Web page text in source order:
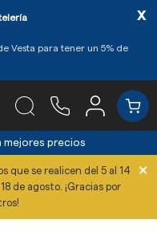
Vesta para tener un 5% de
x
mejores precios
que se realicen del 5 al 14
de agosto. ¡Gracias por
×